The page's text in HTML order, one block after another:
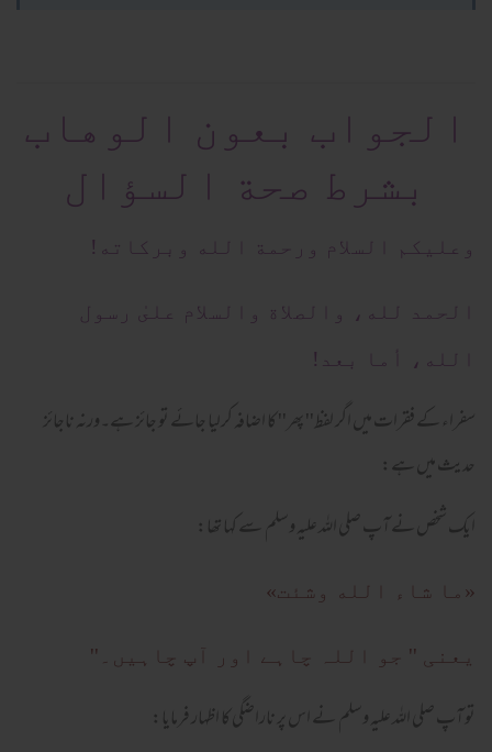
الجواب بعون الوهاب
بشرط صحة السؤال
وعلیکم السلام ورحمة الله وبرکاته!
الحمد لله، والصلاة والسلام علىٰ رسول
الله، أما بعد!
سفراء کے فقرات میں اگر لفظ'' پھر'' کا اضافہ کرلیا جائے تو جائز ہے۔ورنہ ناجائز
حدیث میں ہے:
ایک شخص نے آپ صلی اللہ علیہ وسلم سے کہا تھا:
«ما شاء الله وشئت»
یعنی '' جو اللہ چاہے اور آپ چاہیں۔''
تو آپ صلی اللہ علیہ وسلم نے اس پر ناراضگی کا اظہار فرمایا: